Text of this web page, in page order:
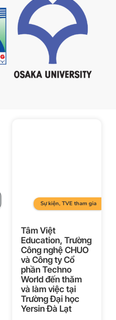
Sự kiện, TVE tham gia
Tâm Việt
Education, Trường
Công nghệ CHUO
và Công ty Cổ
phần Techno
World đến thăm
và làm việc tại
Trường Đại học
Yersin Đà Lạt